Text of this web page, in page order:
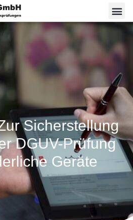
Sicherstellung
DGUV-Prüfung
Geräte